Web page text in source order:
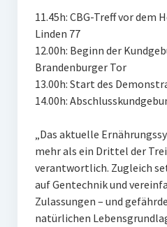
11.45h: CBG-Treff vor dem
Linden 77
12.00h: Beginn der
Brandenburger Tor
13.00h: Start des
14.00h:
„Das aktuelle
mehr als ein Drittel der
verantwortlich. Zugleich
auf Gentechnik und
Zulassungen – und
natürlichen